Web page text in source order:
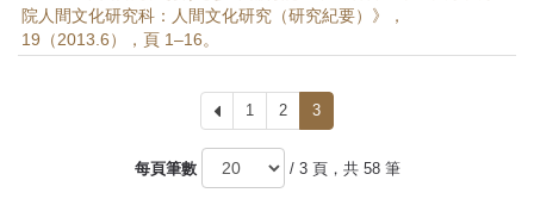
院人間文化研究科：人間文化研究（研究紀要）》，
19（2013.6），頁 1–16。
上
一
頁
1 2 3
每頁筆數 / 3 頁，共 58 筆